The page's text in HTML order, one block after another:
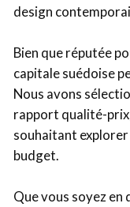
design
Bien que réputée
capitale suédoise
Nous avons
rapport qualité-
souhaitant
budget.
Que vous soyez en